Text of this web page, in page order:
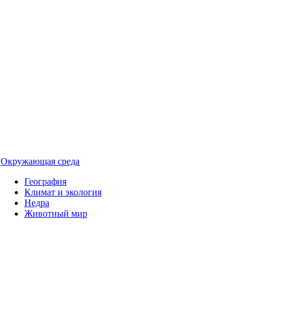
Окружающая среда
География
Климат и экология
Недра
Животный мир